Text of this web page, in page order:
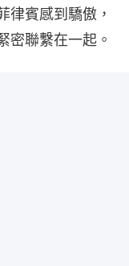
律賓感到驕傲，
密聯繫在一起。